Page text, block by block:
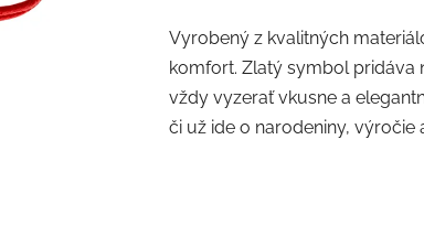
Vyrobený z kvalitných
komfort. Zlatý symbol pridáva
vždy vyzerať vkusne a
či už ide o narodeniny, výročie